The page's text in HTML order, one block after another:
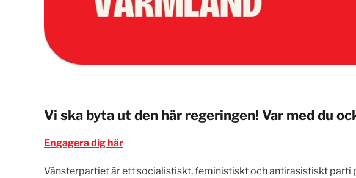
Vi ska byta ut den här regeringen! Var med du
Engagera dig här
Vänsterpartiet är ett socialistiskt, feministiskt och antirasistiskt parti